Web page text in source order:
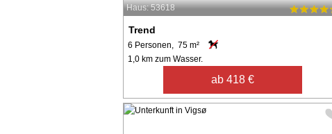
Haus: 53618
Trend
6 Personen, 75 m²
1,0 km zum Wasser.
ab 418 €